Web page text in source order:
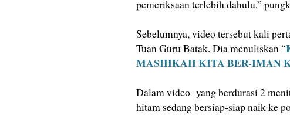
pemeriksaan terlebih dahulu,”
Sebelumnya, video tersebut kali
Tuan Guru Batak. Dia menuliskan “
MASIHKAH KITA BER-IMAN
Dalam video yang berdurasi 2
hitam sedang bersiap-siap naik ke